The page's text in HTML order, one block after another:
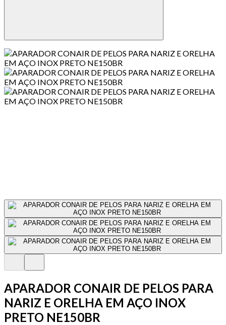
APARADOR CONAIR DE PELOS PARA
NARIZ E ORELHA EM AÇO INOX
PRETO NE150BR